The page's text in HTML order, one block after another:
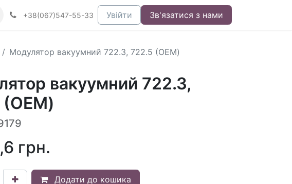
+38(067)547-55-33 Увійти Зв'язатися з нами
Модулятор вакуумний 722.3, 722.5 (OEM)
вакуумний 722.3,
грн.
Додати до кошика